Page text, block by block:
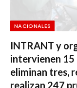
NACIONALES
INTRANT y
intervienen 15
eliminan tres,
realizan 247